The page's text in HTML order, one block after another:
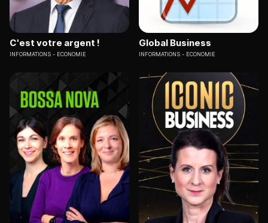
C'est votre argent !
INFORMATIONS ECONOMIE
Global Business
INFORMATIONS ECONOMIE